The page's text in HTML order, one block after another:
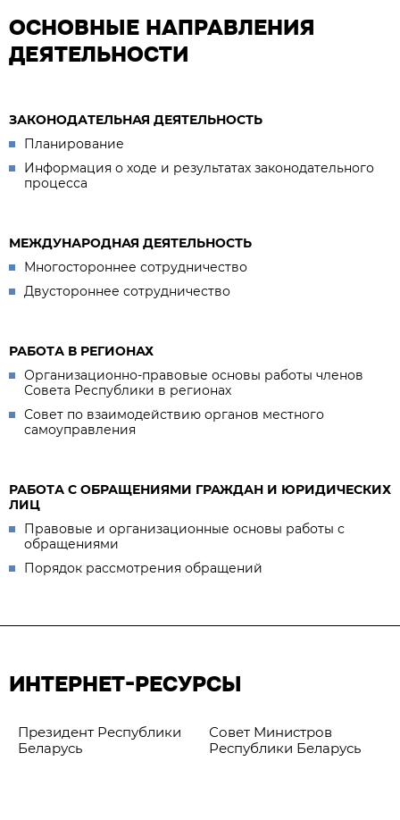
ОСНОВНЫЕ НАПРАВЛЕНИЯ
ДЕЯТЕЛЬНОСТИ
ЗАКОНОДАТЕЛЬНАЯ ДЕЯТЕЛЬНОСТЬ
Планирование
Информация о ходе и результатах законодательного
процесса
МЕЖДУНАРОДНАЯ ДЕЯТЕЛЬНОСТЬ
Многостороннее сотрудничество
Двустороннее сотрудничество
РАБОТА В РЕГИОНАХ
Организационно-правовые основы работы членов
Совета Республики в регионах
Совет по взаимодействию органов местного
самоуправления
РАБОТА С ОБРАЩЕНИЯМИ ГРАЖДАН И ЮРИДИЧЕСКИХ
ЛИЦ
Правовые и организационные основы работы с
обращениями
Порядок рассмотрения обращений
ИНТЕРНЕТ-РЕСУРСЫ
Президент Республики
Беларусь
Совет Министров
Республики Беларусь